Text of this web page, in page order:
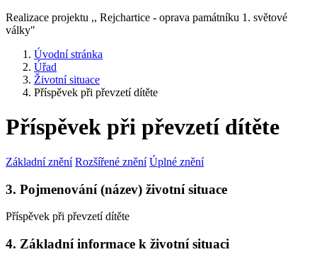
Realizace projektu ,, Rejchartice - oprava památníku 1. světové
války"
Úvodní stránka
Úřad
Životní situace
Příspěvek při převzetí dítěte
Příspěvek při převzetí dítěte
Základní znění Rozšířené znění Úplné znění
3. Pojmenování (název) životní situace
Příspěvek při převzetí dítěte
4. Základní informace k životní situaci